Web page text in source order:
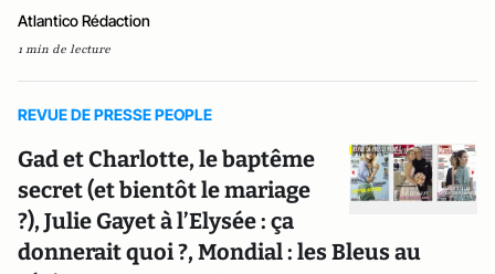
Atlantico Rédaction
1 min de lecture
REVUE DE PRESSE PEOPLE
Gad et Charlotte, le baptême
secret (et bientôt le mariage
?), Julie Gayet à l’Elysée : ça
donnerait quoi ?, Mondial : les Bleus au